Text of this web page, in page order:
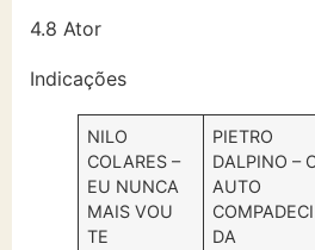
4.8 Ator
Indicações
NILO
COLARES –
EU NUNCA
MAIS VOU
TE
PIETRO
DALPINO –
AUTO
COMPADECI
DA